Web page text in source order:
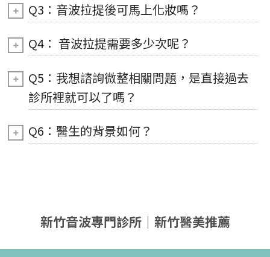
Q3：音波拉提後可馬上化妝嗎？
Q4： 音波拉提需要多少次呢？
Q5：我想諮詢微整相關問題，是直接過去
診所裡就可以了嗎？
Q6：醫生的背景如何？
新竹音波專門診所｜新竹醫美推薦